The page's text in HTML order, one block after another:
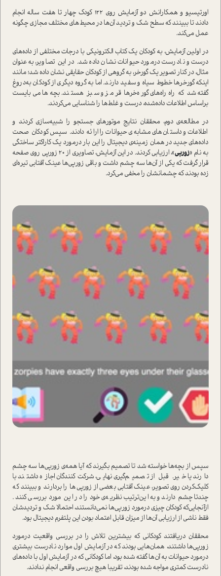
اورتیسیو و همکارانش دو آزمایش روی 122 کودک چهار تا هفت ساله انجام
دادند تا ببینند که سطح شک و تردید آن‌ها در محیط‌های مختلف مجازی چگونه
عمل می‌کند.
در اولین آزمایش، به کودکان یک کتاب الکترونیکی با درجات مختلفی از داده‌های
درست و نادرست درمورد حیوانات نشان داده شد. در این تصاویر، به‌عنوان
مثال، در کنار تصویر یک گورخر، به گروهی از کودکان حقایقی نشان داده شد؛ مانند
اینکه گورخرها خطوط سیاه و سفید دارند. اما به گروه دیگری از کودکان به‌دروغ
گفته شد که راه‌راه‌های گوره‌خرها قرمز و سبز هستند. بچه‌ها می‌بایست
براساس اطلاعات داده‌شده، درست و غلط‌ها را شناسایی می‌کردند.
در مطالعه‌ی دوم، محققان نتایج موتورهای جستجو را شبیه‌سازی کردند و
اطلاعات و داستان‌های مشابه‌ی حیوانات را ارائه دادند. سپس کودکان صحت
داده‌های جدید در همان زمینه‌ی دیجیتال را این بار درمورد یک کاراکتر ساختگی
به نام «زورپی
»، ارزیابی کردند. در این آزمایش، تصاویری از 20 زورپی روی صفحه
قرار گرفت که یکی از آن‌ها سه چشم داشت و باقی زورپی‌ها عینک آفتابی تیره‌ای
زده بودند که چشمانشان را مخفی می‌کرد.
سپس از بچه‌ها خواسته شد تا تصمیم بگیرند که آیا همه‌ی زورپی‌ها سه چشم
دارند یا خیر. قبل از تصمیم‌گیری نهایی، شرکت‌کنندگان اجازه داشتند با
کلیک‌کردن روی تصویر، عینک آفتابی بعضی از زورپی‌ها را بردارند و ببینند که
چندتا چشم دارند و به‌این‌ترتیب نظریه‌ی خود را در این مورد بررسی کنند.
ازآنجایی‌که کودکان چیزی درمورد زورپی‌ها نمی‌دانستند، احتمالا شک و تردیدشان
فقط ناشی از ارزیابی آن‌ها از میزان قابل اعتماد بودن این پلتفرم دیجیتال بود.
محققان دریافتند کودکانی که بیشترین تلاش را در بررسی واقعیت درمورد
زورپی‌ها داشتند، همان‌هایی بودند که در آزمایش اول موارد نادرست بیشتری
درمورد حیوانات به آن‌ها گفته شده بود، اما کودکانی که در آزمایش اول با داده‌های
نادرست کمتری مواجه شده بودند، تقریبا هیچ بررسی واقعی انجام ندادند.